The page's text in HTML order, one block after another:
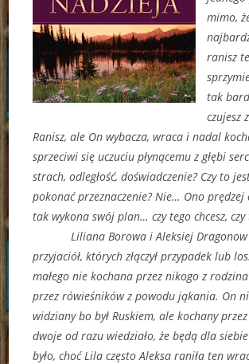
mimo,
ranisz
tak
czujesz
Ranisz, ale On wybacza, wraca i nadal
sprzeciwi się uczuciu płynącemu z głębi
strach, odległość, doświadczenie? Czy to
pokonać przeznaczenie? Nie… Ono prędzej
tak wykona swój plan… czy tego chcesz,
Liliana Borowa i Aleksiej Dragonow
przyjaciół, których złączył przypadek lub
małego nie kochana przez nikogo z
przez rówieśników z powodu jąkania. On
widziany bo był Ruskiem, ale kochany
dwoje od razu wiedziało, że będą dla
było, choć Lila często Aleksa raniła ten